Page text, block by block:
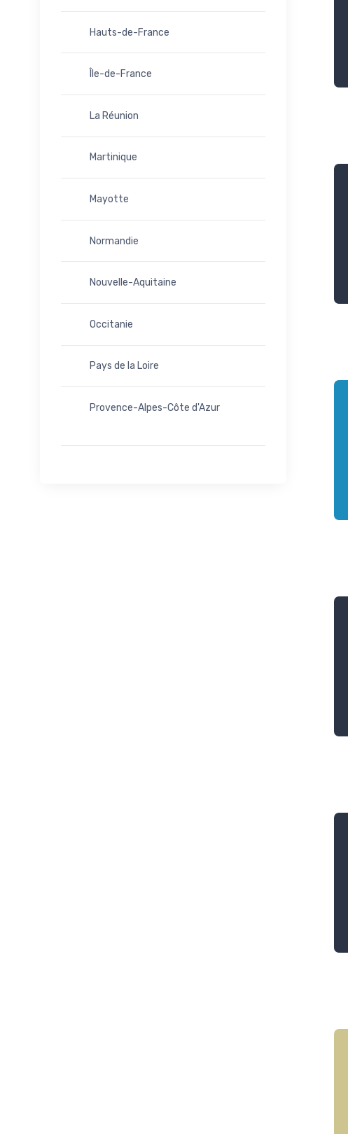
Hauts-de-France
Île-de-France
La Réunion
Martinique
Mayotte
Normandie
Nouvelle-Aquitaine
Occitanie
Pays de la Loire
Provence-Alpes-Côte d'Azur